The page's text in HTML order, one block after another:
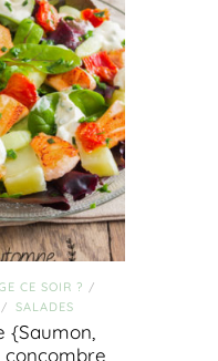
CE SOIR ? /
/ SALADES
{Saumon,